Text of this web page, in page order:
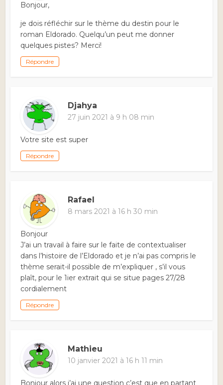
Bonjour,
je dois réfléchir sur le thème du destin pour le
roman Eldorado. Quelqu’un peut me donner
quelques pistes? Merci!
Répondre
Djahya
27 juin 2021 à 9 h 08 min
Votre site est super
Répondre
Rafael
8 mars 2021 à 16 h 30 min
Bonjour
J’ai un travail à faire sur le faite de contextualiser
dans l’histoire de l’Eldorado et je n’ai pas compris le
thème serait-il possible de m’expliquer , s’il vous
plaît, pour le 1ier extrait qui se situe pages 27/28
cordialement
Répondre
Mathieu
10 janvier 2021 à 16 h 11 min
Bonjour alors j’ai une question c’est que en partant